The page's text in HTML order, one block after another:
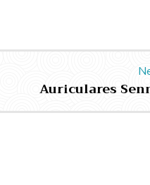
Auriculares